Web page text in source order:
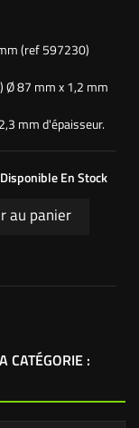
(ref 597230)
Ø 87 mm x 1,2 mm
mm d'épaisseur.
Disponible En Stock
au panier
CATÉGORIE :